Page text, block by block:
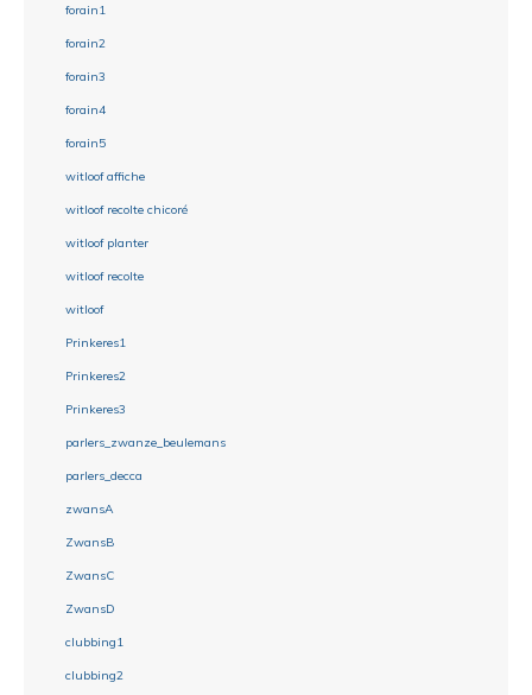
forain1
forain2
forain3
forain4
forain5
witloof affiche
witloof recolte chicoré
witloof planter
witloof recolte
witloof
Prinkeres1
Prinkeres2
Prinkeres3
parlers_zwanze_beulemans
parlers_decca
zwansA
ZwansB
ZwansC
ZwansD
clubbing1
clubbing2